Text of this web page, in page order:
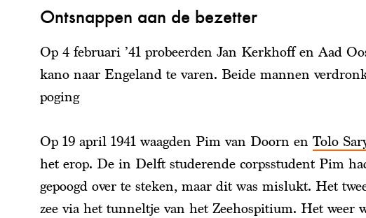
Ontsnappen aan de bezetter
Op 4 februari ’41 probeerden Jan Kerkhoff en Aad
kano naar Engeland te varen. Beide mannen
poging
Op 19 april 1941 waagden Pim van Doorn en Tolo
het erop. De in Delft studerende corpsstudent Pim
gepoogd over te steken, maar dit was mislukt. Het
zee via het tunneltje van het Zeehospitium. Het weer